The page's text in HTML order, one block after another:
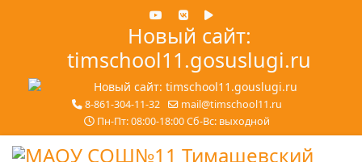
Новый сайт:
timschool11.gosuslugi.ru
8-861-304-11-32
mail@timschool11.ru
Пн-Пт: 08:00-18:00 Сб-Вс: выходной